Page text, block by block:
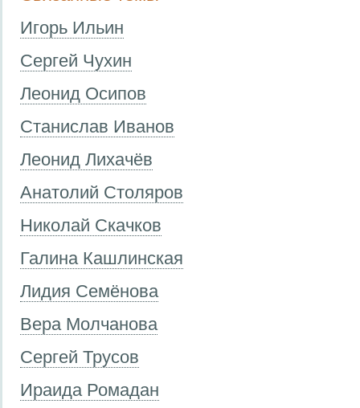
Игорь Ильин
Сергей Чухин
Леонид Осипов
Станислав Иванов
Леонид Лихачёв
Анатолий Столяров
Николай Скачков
Галина Кашлинская
Лидия Семёнова
Вера Молчанова
Сергей Трусов
Ираида Ромадан